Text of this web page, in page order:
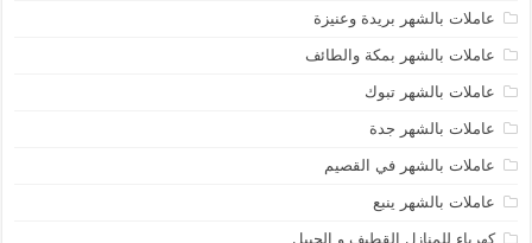
عاملات بالشهر بريدة وعنيزة
عاملات بالشهر بمكة والطائف
عاملات بالشهر تبوك
عاملات بالشهر جدة
عاملات بالشهر في القصيم
عاملات بالشهر ينبع
كهرباء للمنازل القطيف و الجبيل